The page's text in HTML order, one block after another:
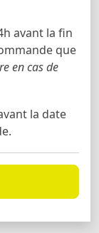
avant la fin
que
en cas de
la date